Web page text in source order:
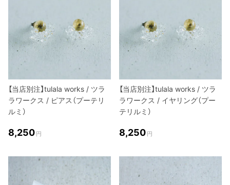
【当店別注】tulala works / ツラ
ラワークス / ピアス（プーテリ
ルミ）
8,250 円
【当店別注】tulala works / ツラ
ラワークス / イヤリング（プー
テリルミ）
8,250 円